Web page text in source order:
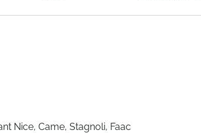
Nice, Came, Stagnoli, Faac